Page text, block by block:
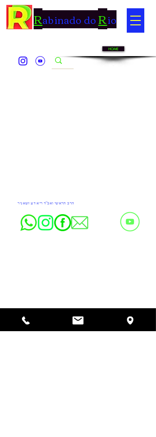
Rabinado doRio
HOME
הרב הראשי ואב''ד ריא דע זשאניר